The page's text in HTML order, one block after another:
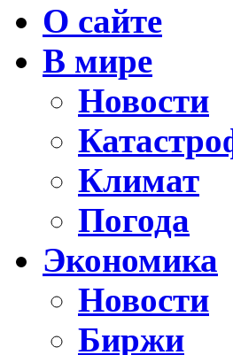
О сайте
В мире
Новости
Климат
Погода
Экономика
Новости
Биржи